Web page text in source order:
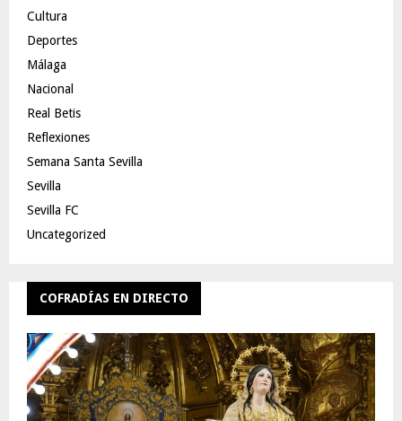
Cultura
Deportes
Málaga
Nacional
Real Betis
Reflexiones
Semana Santa Sevilla
Sevilla
Sevilla FC
Uncategorized
COFRADÍAS EN DIRECTO